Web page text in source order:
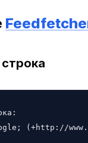
(+http://